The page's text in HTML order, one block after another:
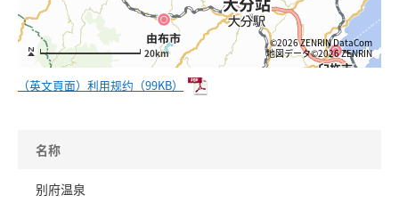
20km
©2026 ZENRIN DataCom
地図データ©2026 ZENRIN
（英文頁面）利用规约（99KB）
名称
别府温泉